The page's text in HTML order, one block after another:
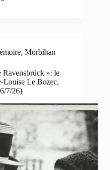
, Morbihan
Ravensbrück »: le
Louise Le Bozec,
7/26)